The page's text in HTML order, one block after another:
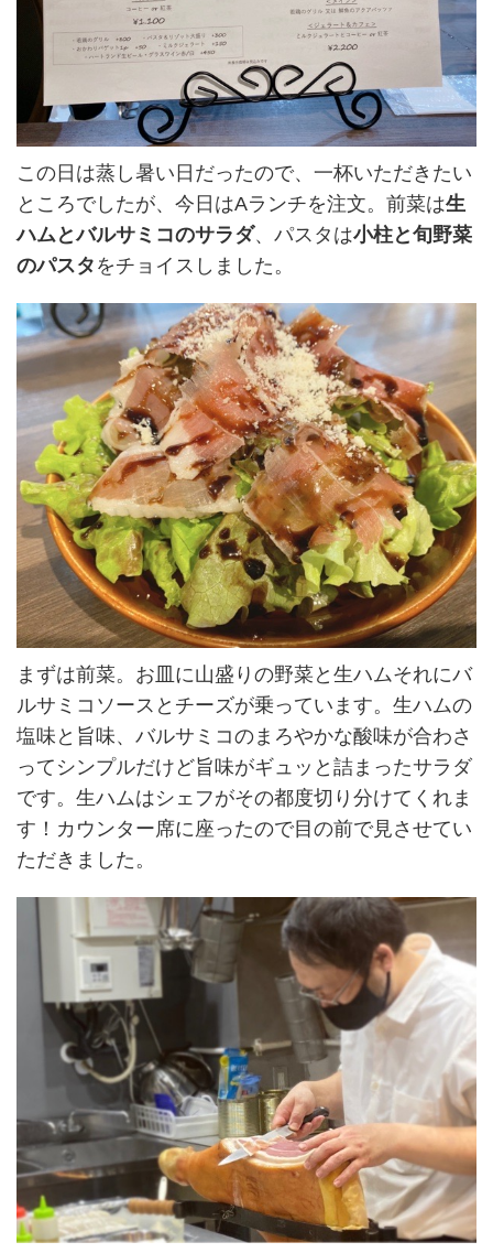
この日は蒸し暑い日だったので、一杯いただきたい
ところでしたが、今日はAランチを注文。前菜は生
ハムとバルサミコのサラダ、パスタは小柱と旬野菜
のパスタ をチョイスしました。
まずは前菜。お皿に山盛りの野菜と生ハムそれにバ
ルサミコソースとチーズが乗っています。生ハムの
塩味と旨味、バルサミコのまろやかな酸味が合わさ
ってシンプルだけど旨味がギュッと詰まったサラダ
です。生ハムはシェフがその都度切り分けてくれま
す！カウンター席に座ったので目の前で見させてい
ただきました。